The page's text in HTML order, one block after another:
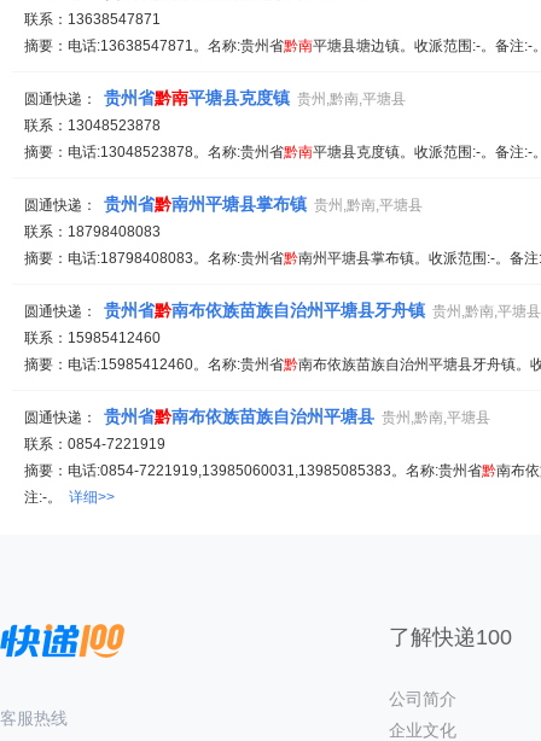
联系：13638547871
摘要：电话:13638547871。名称:贵州省黔南平塘县塘边镇。收派范围:-。备注
圆通快递： 贵州省黔南平塘县克度镇 贵州,黔南,平塘县
联系：13048523878
摘要：电话:13048523878。名称:贵州省黔南平塘县克度镇。收派范围:-。备注
圆通快递： 贵州省黔南州平塘县掌布镇 贵州,黔南,平塘县
联系：18798408083
摘要：电话:18798408083。名称:贵州省黔南州平塘县掌布镇。收派范围:-。备
圆通快递： 贵州省黔南布依族苗族自治州平塘县牙舟镇 贵州,黔南,平塘县
联系：15985412460
摘要：电话:15985412460。名称:贵州省黔南布依族苗族自治州平塘县牙舟镇。
圆通快递： 贵州省黔南布依族苗族自治州平塘县 贵州,黔南,平塘县
联系：0854-7221919
摘要：电话:0854-7221919,13985060031,13985085383。名称:贵州省黔南布
注:-。 详细>>
客服热线
了解快递100
公司简介
企业文化